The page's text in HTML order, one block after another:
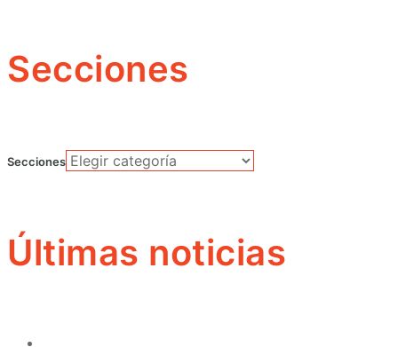
Secciones
Secciones
Últimas noticias